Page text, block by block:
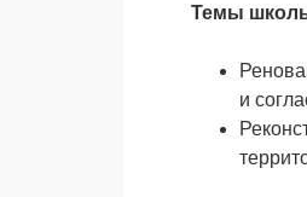
Темы
и